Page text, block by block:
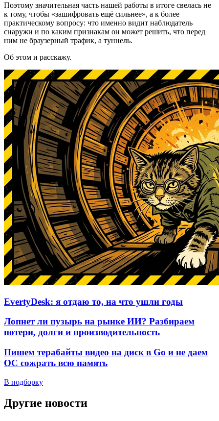
Поэтому значительная часть нашей работы в итоге свелась не
к тому, чтобы «зашифровать ещё сильнее», а к более
практическому вопросу: что именно видит наблюдатель
снаружи и по каким признакам он может решить, что перед
ним не браузерный трафик, а туннель.
Об этом и расскажу.
EvertyDesk: я отдаю то, на что ушли годы
Лопнет ли пузырь на рынке ИИ? Разбираем
потери, долги и производительность
Пишем терабайты видео на диск в Go и не даем
ОС сожрать всю память
В подборку
Другие новости